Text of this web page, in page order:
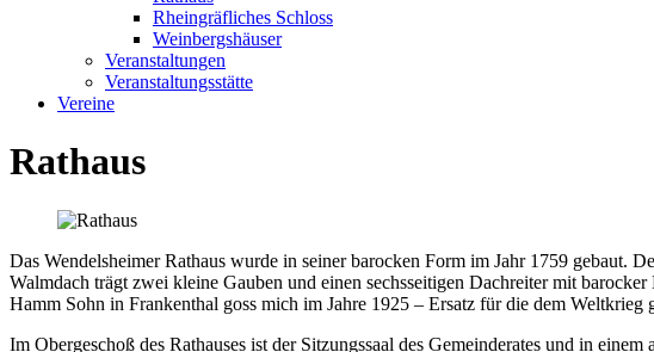
Rheingräfliches Schloss
Weinbergshäuser
Veranstaltungen
Veranstaltungsstätte
Vereine
Rathaus
Das Wendelsheimer Rathaus wurde in seiner barocken Form im Jahr 1759 gebaut.
Walmdach trägt zwei kleine Gauben und einen sechsseitigen Dachreiter mit
Hamm Sohn in Frankenthal goss mich im Jahre 1925 – Ersatz für die dem
Im Obergeschoß des Rathauses ist der Sitzungssaal des Gemeinderates und in